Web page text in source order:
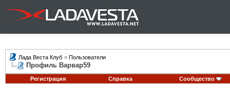
Лада Веста Клуб > Пользователи
Профиль Варвар59
Регистрация Справка Сообщество